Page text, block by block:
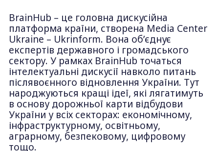
BrainHub – це головна дискусійна
платформа країни, створена Media Center
Ukraine – Ukrinform. Вона об’єднує
експертів державного і громадського
сектору. У рамках BrainHub точаться
інтелектуальні дискусії навколо питань
післявоєнного відновлення України. Тут
народжуються кращі ідеї, які лягатимуть
в основу дорожньої карти відбудови
України у всіх секторах: економічному,
інфраструктурному, освітньому,
аграрному, безпековому, цифровому
тощо.